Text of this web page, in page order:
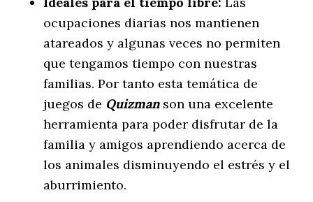
ocupaciones diarias nos mantienen
atareados y algunas veces no permiten
que tengamos tiempo con nuestras
familias. Por tanto esta temática de
juegos de Quizman son una excelente
herramienta para poder disfrutar de la
familia y amigos aprendiendo acerca de
los animales disminuyendo el estrés y el
aburrimiento.